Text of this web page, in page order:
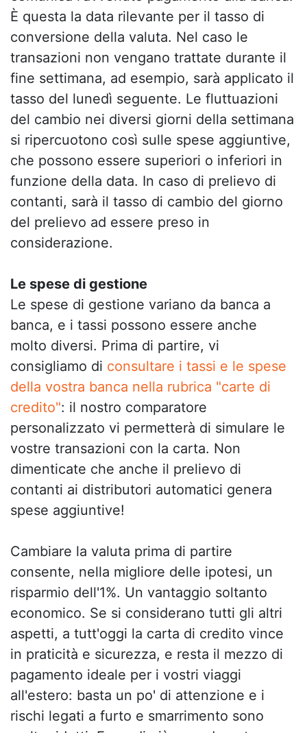
È questa la data rilevante per il tasso di
conversione della valuta. Nel caso le
transazioni non vengano trattate durante il
fine settimana, ad esempio, sarà applicato il
tasso del lunedì seguente. Le fluttuazioni
del cambio nei diversi giorni della settimana
si ripercuotono così sulle spese aggiuntive,
che possono essere superiori o inferiori in
funzione della data. In caso di prelievo di
contanti, sarà il tasso di cambio del giorno
del prelievo ad essere preso in
considerazione.
Le spese di gestione
Le spese di gestione variano da banca a
banca, e i tassi possono essere anche
molto diversi. Prima di partire, vi
consigliamo di consultare i tassi e le spese
della vostra banca nella rubrica "carte di
credito": il nostro comparatore
personalizzato vi permetterà di simulare le
vostre transazioni con la carta. Non
dimenticate che anche il prelievo di
contanti ai distributori automatici genera
spese aggiuntive!
Cambiare la valuta prima di partire
consente, nella migliore delle ipotesi, un
risparmio dell'1%. Un vantaggio soltanto
economico. Se si considerano tutti gli altri
aspetti, a tutt'oggi la carta di credito vince
in praticità e sicurezza, e resta il mezzo di
pagamento ideale per i vostri viaggi
all'estero: basta un po' di attenzione e i
rischi legati a furto e smarrimento sono